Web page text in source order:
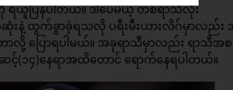
ပြန်ပါတယ်။ ဒါပေမယ့် တစ်ရာသီလုံး
းနဲ့ ထွက်ခွာခဲ့ရသလို ပရီးမီးယားလိဂ်မှာလည်
ပြောရပါမယ်။ အခုရာသီမှာလည်း ရာသီအစ
င့်(၁၄)နေရာအထိတောင် ရောက်နေရပါတယ်။